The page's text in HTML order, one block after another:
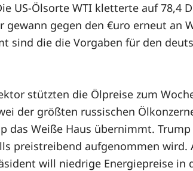
US-Ölsorte WTI kletterte auf 78,4
gewann gegen den €uro erneut an
sind die die Vorgaben für den
stützten die Ölpreise zum
der größten russischen
das Weiße Haus übernimmt.
preistreibend aufgenommen
will niedrige Energiepreise in